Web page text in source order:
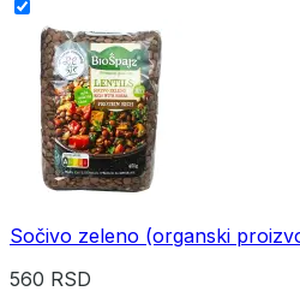
Sočivo zeleno (organski
560 RSD